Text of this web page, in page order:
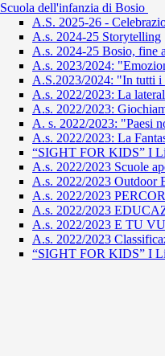
Scuola dell'infanzia di Bosio
A.S. 2025-26 -
A.s. 2024-25 Storytelling
A.s. 2024-25 Bosio, fine
A.s. 2023/2024:
A.S.2023/2024: "In tutti i
A.s. 2022/2023: La
A.s. 2022/2023:
A. s. 2022/2023: "Paesi
A.s. 2022/2023: La
“SIGHT FOR KIDS” I
A.s. 2022/2023 Scuole
A.s. 2022/2023 Outdoor
A.s. 2022/2023
A.s. 2022/2023
A.s. 2022/2023 E TU
A.s. 2022/2023
“SIGHT FOR KIDS” I